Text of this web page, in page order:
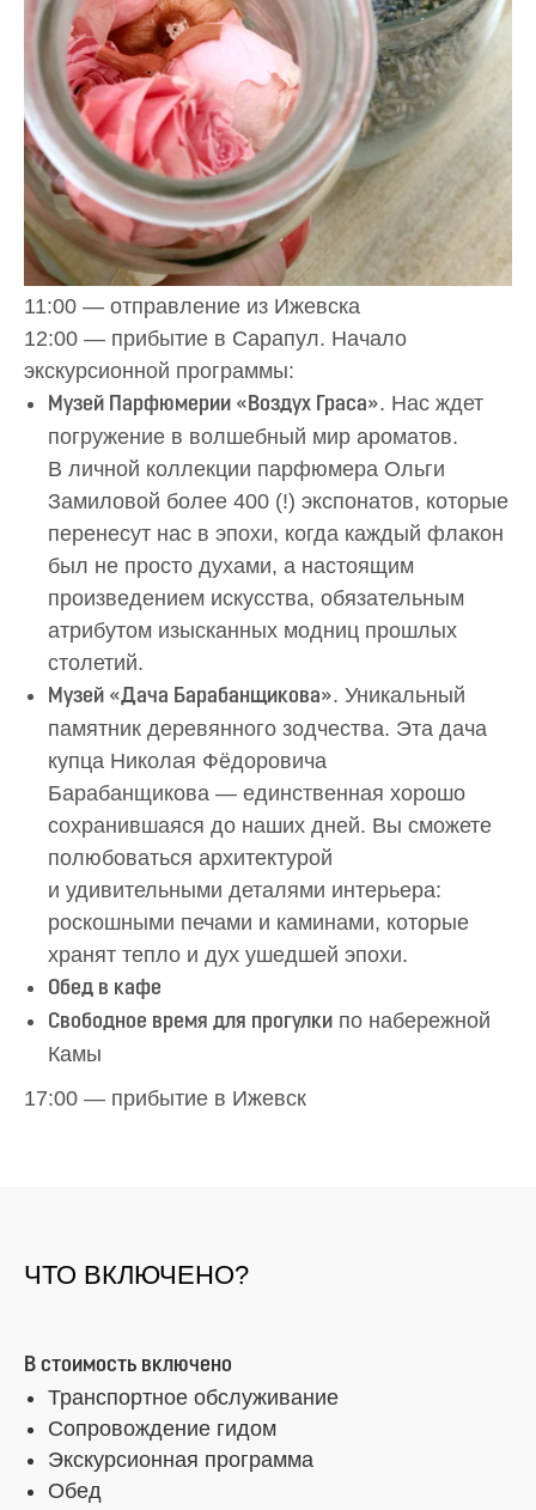
11:00 — отправление из Ижевска
12:00 — прибытие в Сарапул. Начало
экскурсионной программы:
Музей Парфюмерии «Воздух Граса». Нас ждет
погружение в волшебный мир ароматов.
В личной коллекции парфюмера Ольги
Замиловой более 400 (!) экспонатов, которые
перенесут нас в эпохи, когда каждый флакон
был не просто духами, а настоящим
произведением искусства, обязательным
атрибутом изысканных модниц прошлых
столетий.
Музей «Дача Барабанщикова». Уникальный
памятник деревянного зодчества. Эта дача
купца Николая Фёдоровича
Барабанщикова — единственная хорошо
сохранившаяся до наших дней. Вы сможете
полюбоваться архитектурой
и удивительными деталями интерьера:
роскошными печами и каминами, которые
хранят тепло и дух ушедшей эпохи.
Обед в кафе
Свободное время для прогулки по набережной
Камы
17:00 — прибытие в Ижевск
ЧТО ВКЛЮЧЕНО?
В стоимость включено
Транспортное обслуживание
Сопровождение гидом
Экскурсионная программа
Обед